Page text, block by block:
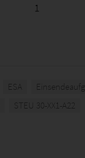
1
ESA
STEU 30-XX1-A22